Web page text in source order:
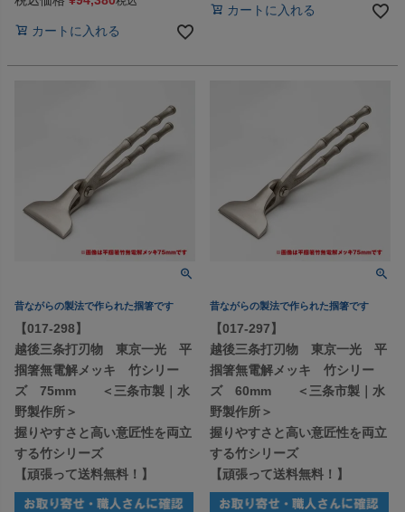
カートに入れる
カートに入れる
昔ながらの製法で作られた掴箸です
【017-298】
越後三条打刃物 東京一光 平
掴箸無電解メッキ 竹シリー
ズ 75mm ＜三条市製｜水
野製作所＞
握りやすさと高い意匠性を両立
する竹シリーズ
【頑張って送料無料！】
昔ながらの製法で作られた掴箸です
【017-297】
越後三条打刃物 東京一光 平
掴箸無電解メッキ 竹シリー
ズ 60mm ＜三条市製｜水
野製作所＞
握りやすさと高い意匠性を両立
する竹シリーズ
【頑張って送料無料！】